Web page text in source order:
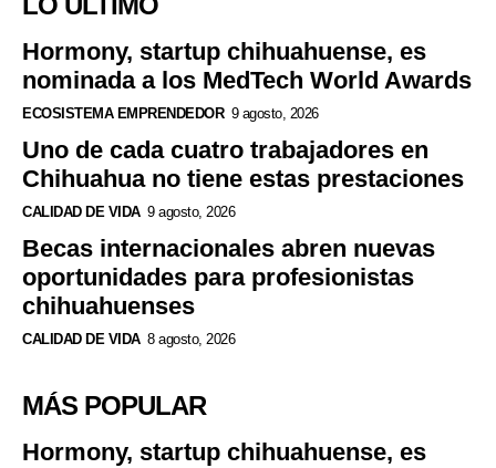
Hormony, startup chihuahuense, es
nominada a los MedTech World Awards
ECOSISTEMA EMPRENDEDOR 9 agosto, 2026
Uno de cada cuatro trabajadores en
Chihuahua no tiene estas prestaciones
CALIDAD DE VIDA 9 agosto, 2026
Becas internacionales abren nuevas
oportunidades para profesionistas
chihuahuenses
CALIDAD DE VIDA 8 agosto, 2026
MÁS POPULAR
Hormony, startup chihuahuense, es